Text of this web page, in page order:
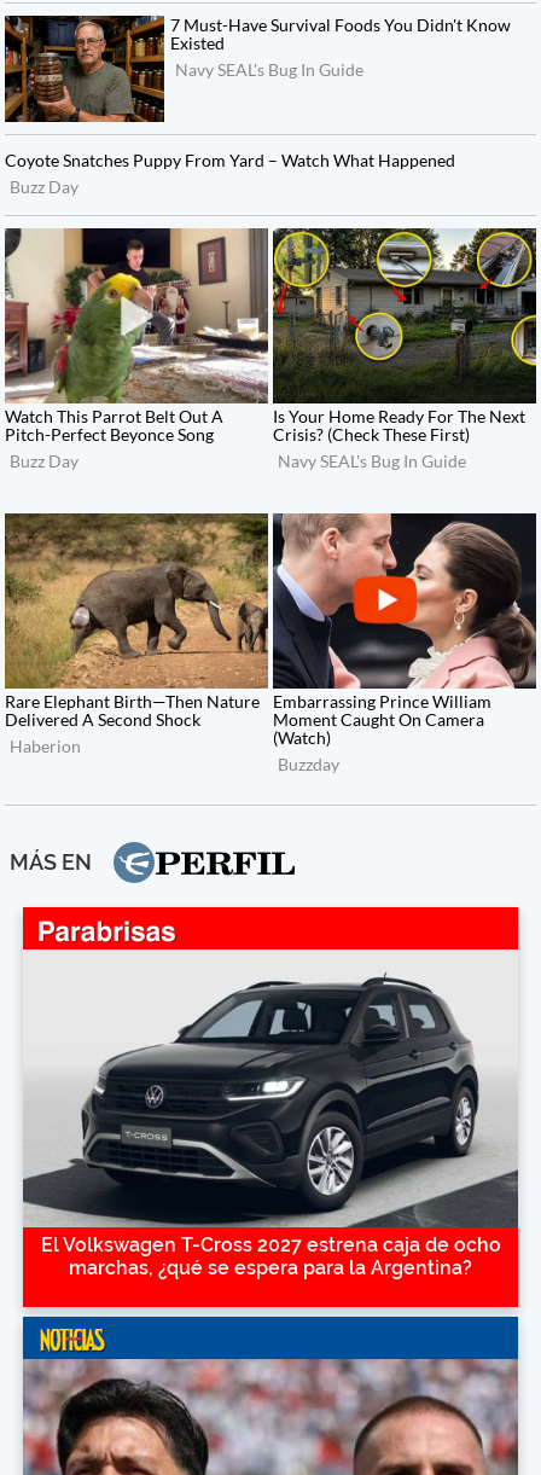
MÁS EN
El Volkswagen T-Cross 2027 estrena caja de ocho
marchas, ¿qué se espera para la Argentina?